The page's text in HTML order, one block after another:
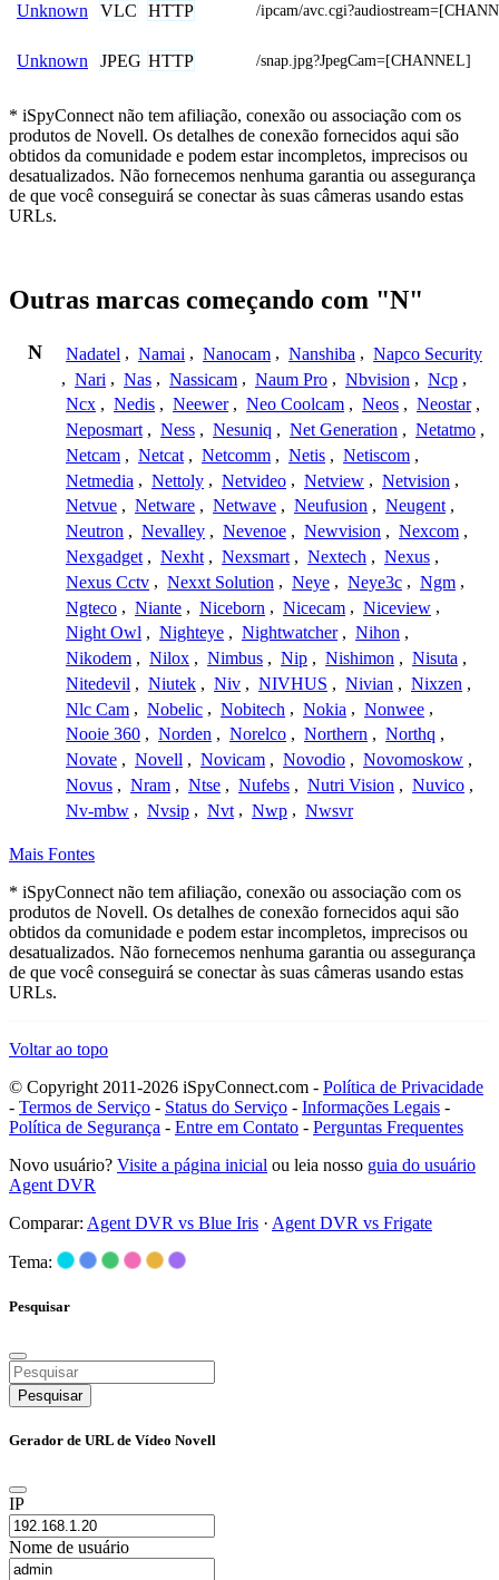
Unknown VLC HTTP /ipcam/
Unknown JPEG HTTP /snap.jpg?JpegCam=[CHANNEL]
* iSpyConnect não tem afiliação, conexão ou associação com os
produtos de Novell. Os detalhes de conexão fornecidos aqui são
obtidos da comunidade e podem estar incompletos, imprecisos ou
desatualizados. Não fornecemos nenhuma garantia ou assegurança
de que você conseguirá se conectar às suas câmeras usando estas
URLs.
Outras marcas começando com "N"
N Nadatel , Namai , Nanocam , Nanshiba , Napco Security
, Nari , Nas , Nassicam , Naum Pro , Nbvision , Ncp ,
Ncx , Nedis , Neewer , Neo Coolcam , Neos , Neostar ,
Neposmart , Ness , Nesuniq , Net Generation , Netatmo ,
Netcam , Netcat , Netcomm , Netis , Netiscom ,
Netmedia , Nettoly , Netvideo , Netview , Netvision ,
Netvue , Netware , Netwave , Neufusion , Neugent ,
Neutron , Nevalley , Nevenoe , Newvision , Nexcom ,
Nexgadget , Nexht , Nexsmart , Nextech , Nexus ,
Nexus Cctv , Nexxt Solution , Neye , Neye3c , Ngm ,
Ngteco , Niante , Niceborn , Nicecam , Niceview ,
Night Owl , Nighteye , Nightwatcher , Nihon ,
Nikodem , Nilox , Nimbus , Nip , Nishimon , Nisuta ,
Nitedevil , Niutek , Niv , NIVHUS , Nivian , Nixzen ,
Nlc Cam , Nobelic , Nobitech , Nokia , Nonwee ,
Nooie 360 , Norden , Norelco , Northern , Northq ,
Novate , Novell , Novicam , Novodio , Novomoskow ,
Novus , Nram , Ntse , Nufebs , Nutri Vision , Nuvico ,
Nv-mbw , Nvsip , Nvt , Nwp , Nwsvr
Mais Fontes
* iSpyConnect não tem afiliação, conexão ou associação com os
produtos de Novell. Os detalhes de conexão fornecidos aqui são
obtidos da comunidade e podem estar incompletos, imprecisos ou
desatualizados. Não fornecemos nenhuma garantia ou assegurança
de que você conseguirá se conectar às suas câmeras usando estas
URLs.
Voltar ao topo
© Copyright 2011-2026 iSpyConnect.com - Política de Privacidade
- Termos de Serviço - Status do Serviço - Informações Legais -
Política de Segurança - Entre em Contato - Perguntas Frequentes
Novo usuário? Visite a página inicial ou leia nosso guia do usuário
Agent DVR
Comparar: Agent DVR vs Blue Iris · Agent DVR vs Frigate
Tema:
Pesquisar
Pesquisar
Gerador de URL de Vídeo Novell
IP
Nome de usuário